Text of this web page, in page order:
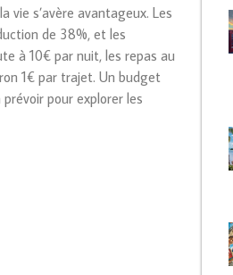
vie s’avère avantageux. Les
de 38%, et les
à 10€ par nuit, les repas au
1€ par trajet. Un budget
pour explorer les